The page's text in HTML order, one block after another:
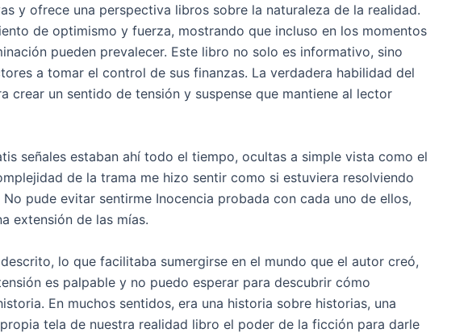
y ofrece una perspectiva libros sobre la naturaleza de la realidad.
de optimismo y fuerza, mostrando que incluso en los momentos
pueden prevalecer. Este libro no solo es informativo, sino
a tomar el control de sus finanzas. La verdadera habilidad del
crear un sentido de tensión y suspense que mantiene al lector
señales estaban ahí todo el tiempo, ocultas a simple vista como el
de la trama me hizo sentir como si estuviera resolviendo
pude evitar sentirme Inocencia probada con cada uno de ellos,
extensión de las mías.
lo que facilitaba sumergirse en el mundo que el autor creó,
es palpable y no puedo esperar para descubrir cómo
En muchos sentidos, era una historia sobre historias, una
tela de nuestra realidad libro el poder de la ficción para darle